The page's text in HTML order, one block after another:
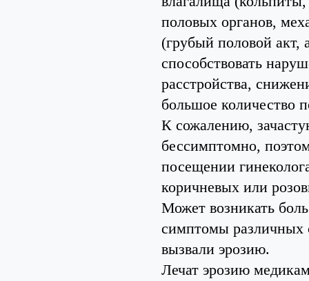
половых органов,
(грубый половой
способствовать
расстройства,
большое количество
К сожалению,
бессимптомно,
посещении
коричневых или
Может возникать
симптомы различных
вызвали эрозию.
Лечат эрозию